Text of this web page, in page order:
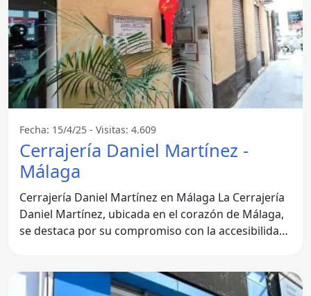
Fecha: 15/4/25 - Visitas: 4.609
Cerrajería Daniel Martínez -
Málaga
Cerrajería Daniel Martínez en Málaga La Cerrajería
Daniel Martínez, ubicada en el corazón de Málaga,
se destaca por su compromiso con la accesibilidad